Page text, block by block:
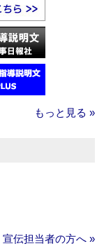
もっと見る »
宣伝担当者の方へ »